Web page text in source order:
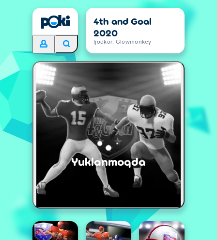
4th and Goal
2020
Ijodkor: Glowmonkey
Yuklanmoqda